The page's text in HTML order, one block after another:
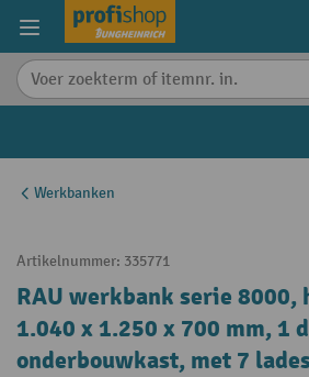
content
Werkbanken
Artikelnummer: 335771
RAU werkbank serie 8000,
1.040 x 1.250 x 700 mm, 1
onderbouwkast, met 7